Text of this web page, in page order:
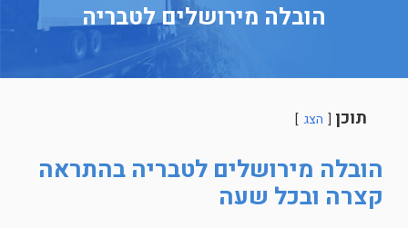
הובלה מירושלים לטבריה
תוכן הצג
הובלה מירושלים לטבריה בהתראה
קצרה ובכל שעה